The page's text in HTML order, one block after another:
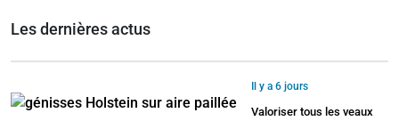
Les dernières actus
Il y a 6 jours
Valoriser tous les veaux